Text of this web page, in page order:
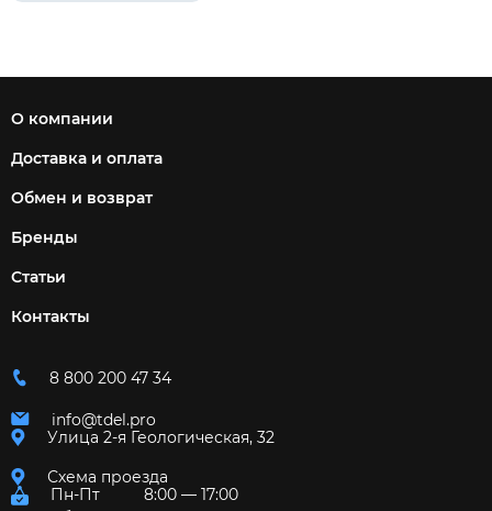
О компании
Доставка и оплата
Обмен и возврат
Бренды
Статьи
Контакты
8 800 200 47 34
info@tdel.pro
Улица 2-я Геологическая, 32
Схема проезда
Пн-Пт
8:00 — 17:00